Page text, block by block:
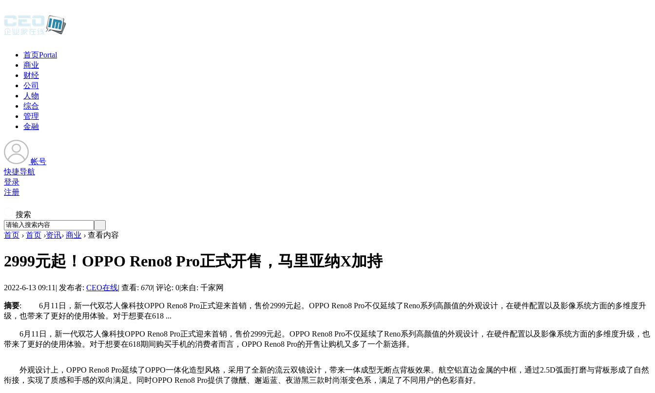
首页Portal
商业
财经
公司
人物
综合
管理
金融
帐号
快捷导航
登录
注册
搜索
首页 › 首页 ›资讯› 商业 › 查看内容
2999元起！OPPO Reno8 Pro正式开售，马里亚纳X加持
2022-6-13 09:11 | 发布者: CEO在线| 查看: 670| 评论: 0|来自: 千家网
摘要: 6月11日，新一代双芯人像科技OPPO Reno8 Pro正式迎来首销，售价2999元起。OPPO Reno8 Pro不仅延续了Reno系列高颜值的外观设计，在硬件配置以及影像系统方面的多维度升
级，也带来了更好的使用体验。对于想要在618 ...
6月11日，新一代双芯人像科技OPPO Reno8 Pro正式迎来首销，售价2999元起。OPPO Reno8 Pro不仅延续了Reno系列高颜值的外观设计，在硬件配置以及影像系统方面的多维度升级，也
带来了更好的使用体验。对于想要在618期间购买手机的消费者而言，OPPO Reno8 Pro的开售让购机又多了一个新选择。
外观设计上，OPPO Reno8 Pro延续了OPPO一体化造型风格，采用了全新的流云双镜设计，带来一体成型无断点背板效果。航空铝直边金属的中框，通过2.5D弧面打磨与背板形成了自然
衔接，实现了质感和手感的双向满足。同时OPPO Reno8 Pro提供了微醺、邂逅蓝、夜游黑三款时尚渐变色系，满足了不同用户的色彩喜好。